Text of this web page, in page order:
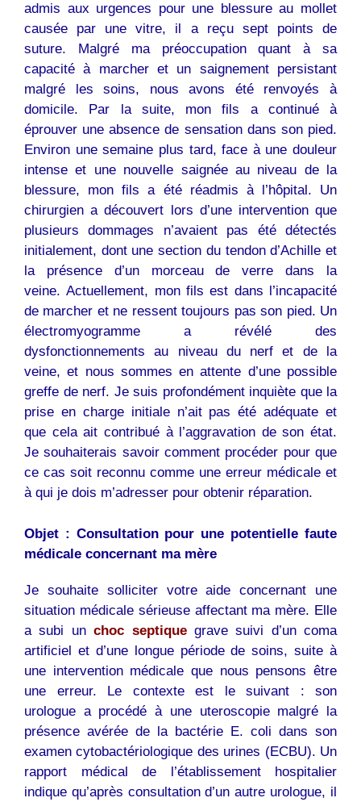
admis aux urgences pour une blessure au mollet
causée par une vitre, il a reçu sept points de
suture. Malgré ma préoccupation quant à sa
capacité à marcher et un saignement persistant
malgré les soins, nous avons été renvoyés à
domicile. Par la suite, mon fils a continué à
éprouver une absence de sensation dans son pied.
Environ une semaine plus tard, face à une douleur
intense et une nouvelle saignée au niveau de la
blessure, mon fils a été réadmis à l’hôpital. Un
chirurgien a découvert lors d’une intervention que
plusieurs dommages n’avaient pas été détectés
initialement, dont une section du tendon d’Achille et
la présence d’un morceau de verre dans la
veine. Actuellement, mon fils est dans l’incapacité
de marcher et ne ressent toujours pas son pied. Un
électromyogramme a révélé des
dysfonctionnements au niveau du nerf et de la
veine, et nous sommes en attente d’une possible
greffe de nerf. Je suis profondément inquiète que la
prise en charge initiale n’ait pas été adéquate et
que cela ait contribué à l’aggravation de son état.
Je souhaiterais savoir comment procéder pour que
ce cas soit reconnu comme une erreur médicale et
à qui je dois m’adresser pour obtenir réparation.
Objet : Consultation pour une potentielle faute
médicale concernant ma mère
Je souhaite solliciter votre aide concernant une
situation médicale sérieuse affectant ma mère. Elle
a subi un choc septiquegrave suivi d’un coma
artificiel et d’une longue période de soins, suite à
une intervention médicale que nous pensons être
une erreur. Le contexte est le suivant : son
urologue a procédé à une uteroscopie malgré la
présence avérée de la bactérie E. coli dans son
examen cytobactériologique des urines (ECBU). Un
rapport médical de l’établissement hospitalier
indique qu’après consultation d’un autre urologue, il